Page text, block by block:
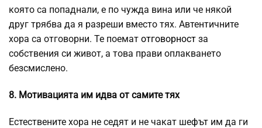
която са попаднали, е по чужда вина или че някой
друг трябва да я разреши вместо тях. Автентичните
хора са отговорни. Те поемат отговорност за
собствения си живот, а това прави оплакването
безсмислено.
8. Мотивацията им идва от самите тях
Естествените хора не седят и не чакат шефът им да ги